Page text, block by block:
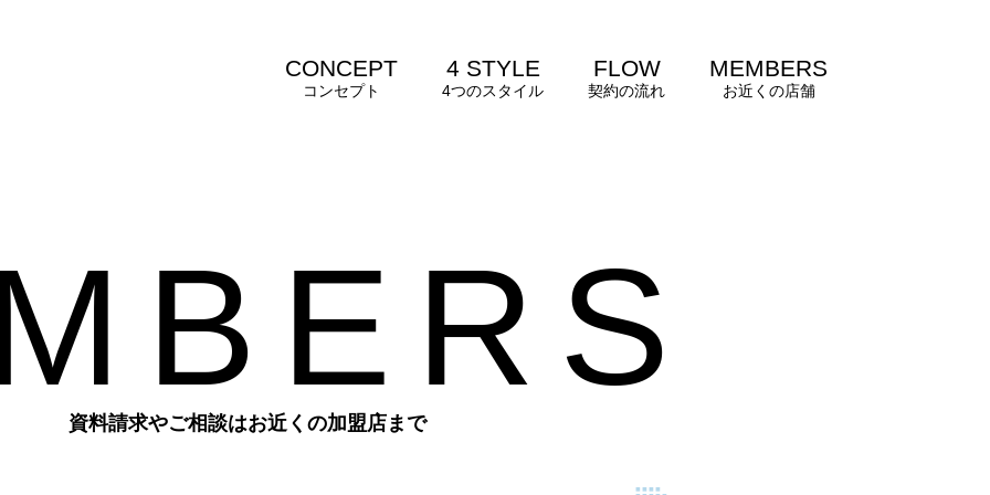
CONCEPT
コンセプト
4 STYLE
4つのスタイル
FLOW
契約の流れ
MEMBERS
お近くの店舗
B E R S
資料請求やご相談はお近くの加盟店まで